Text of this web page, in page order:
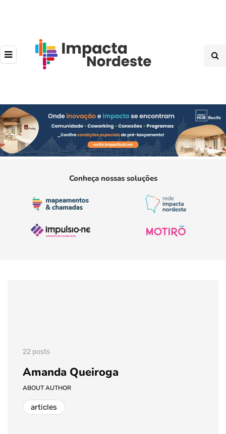
Conheça nossas soluções
22 posts
Amanda Queiroga
ABOUT AUTHOR
articles